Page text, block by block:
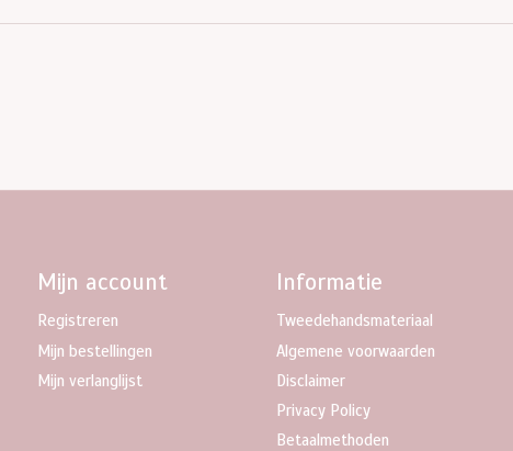
Mijn account
Registreren
Mijn bestellingen
Mijn verlanglijst
Informatie
Tweedehandsmateriaal
Algemene voorwaarden
Disclaimer
Privacy Policy
Betaalmethoden